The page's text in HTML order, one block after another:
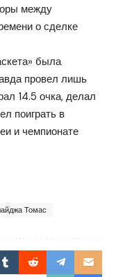
между
о сделке
была
провел лишь
14.5 очка, делал
поиграть в
и чемпионате
Томас